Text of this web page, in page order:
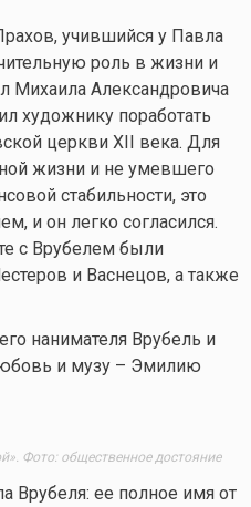
учившийся у Павла
роль в жизни и
Михаила Александровича
художнику поработать
церкви XII века. Для
жизни и не умевшего
стабильности, это
и он легко согласился.
с Врубелем были
и Васнецов, а также
нанимателя Врубель и
и музу – Эмилию
Фото: общественное достояние
Врубеля: ее полное имя от